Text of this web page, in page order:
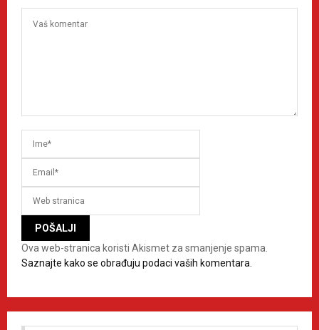
Ova web-stranica koristi Akismet za smanjenje spama.
Saznajte kako se obrađuju podaci vaših komentara.